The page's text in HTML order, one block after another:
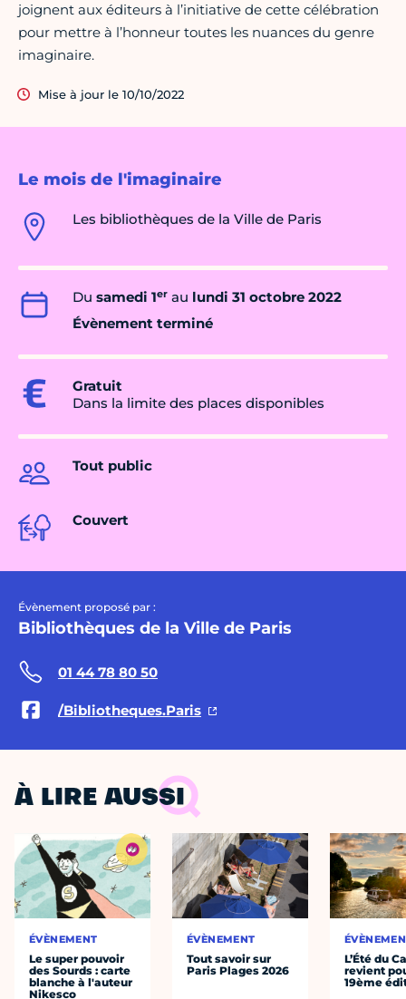
Le mois de l'imaginaire
Les bibliothèques de la Ville de Paris
Du samedi 1er au lundi 31 octobre 2022
Évènement terminé
Gratuit
Dans la limite des places disponibles
Tout public
Couvert
Évènement proposé par :
Bibliothèques de la Ville de Paris
01 44 78 80 50
/Bibliotheques.Paris
joignent aux éditeurs à l’initiative de cette célébration
pour mettre à l’honneur toutes les nuances du genre
imaginaire.
Mise à jour le 10/10/2022
À LIRE AUSSI
ÉVÈNEMENT
Le super pouvoir
des Sourds : carte
blanche à l'auteur
Nikesco
ÉVÈNEMENT
Tout savoir sur
Paris Plages 2026
L’Été du
revient
19ème